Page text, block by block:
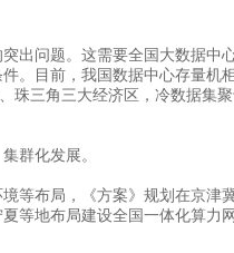
问题。这需要全国大数据中
。目前，我国数据中心存量机
珠三角三大经济区，冷数据集
群化发展。
布局，《方案》规划在京津
等地布局建设全国一体化算力